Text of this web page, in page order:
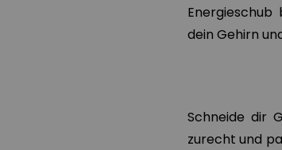
dein Gehirn
Schneide dir
zurecht und